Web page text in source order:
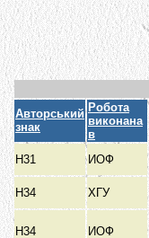
Авторський
знак
Робота
виконана
в
Н31 ИОФ
Н34
ХГУ
Н34 ИОФ